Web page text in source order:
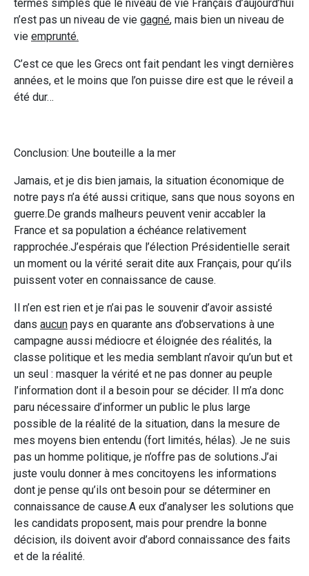
termes simples que le niveau de vie Français d’aujourd’hui
n’est pas un niveau de vie gagné, mais bien un niveau de
vie emprunté.
C’est ce que les Grecs ont fait pendant les vingt dernières
années, et le moins que l’on puisse dire est que le réveil a
été dur…
Conclusion: Une bouteille a la mer
Jamais, et je dis bien jamais, la situation économique de
notre pays n’a été aussi critique, sans que nous soyons en
guerre.De grands malheurs peuvent venir accabler la
France et sa population a échéance relativement
rapprochée.J’espérais que l’élection Présidentielle serait
un moment ou la vérité serait dite aux Français, pour qu’ils
puissent voter en connaissance de cause.
Il n’en est rien et je n’ai pas le souvenir d’avoir assisté
dans aucun pays en quarante ans d’observations à une
campagne aussi médiocre et éloignée des réalités, la
classe politique et les media semblant n’avoir qu’un but et
un seul : masquer la vérité et ne pas donner au peuple
l’information dont il a besoin pour se décider. Il m’a donc
paru nécessaire d’informer un public le plus large
possible de la réalité de la situation, dans la mesure de
mes moyens bien entendu (fort limités, hélas). Je ne suis
pas un homme politique, je n’offre pas de solutions.J’ai
juste voulu donner à mes concitoyens les informations
dont je pense qu’ils ont besoin pour se déterminer en
connaissance de cause.A eux d’analyser les solutions que
les candidats proposent, mais pour prendre la bonne
décision, ils doivent avoir d’abord connaissance des faits
et de la réalité.